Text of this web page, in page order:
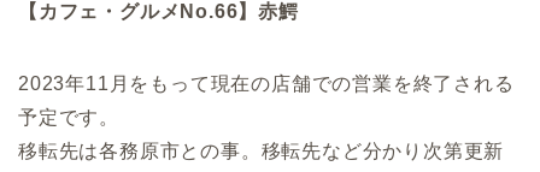
【カフェ・グルメNo.66】赤鰐
2023年11月をもって現在の店舗での営業を終了される
予定です。
移転先は各務原市との事。移転先など分かり次第更新